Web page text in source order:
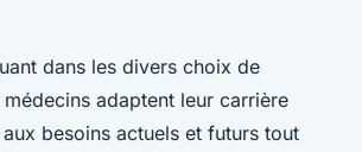
dans les divers choix de
adaptent leur carrière
besoins actuels et futurs tout